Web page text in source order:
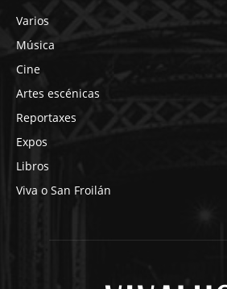
Varios
Música
Cine
Artes escénicas
Reportaxes
Expos
Libros
Viva o San Froilán